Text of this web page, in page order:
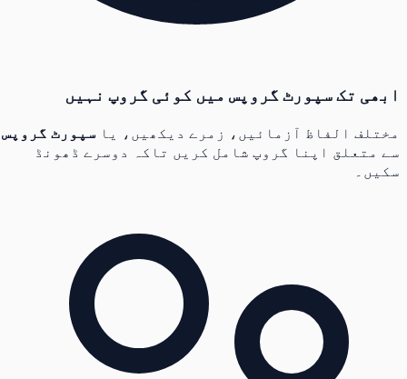
ابھی تک سپورٹ گروپس میں کوئی گروپ نہیں
مختلف الفاظ آزمائیں، زمرے دیکھیں، یا سپورٹ گروپس
سے متعلق اپنا گروپ شامل کریں تاکہ دوسرے ڈھونڈ
سکیں۔